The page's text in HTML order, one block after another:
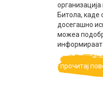
Битола, каде
досегашно
можеа
информираат
прочитај